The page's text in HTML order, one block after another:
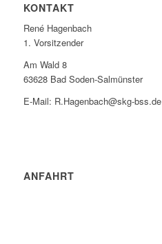
KONTAKT
René Hagenbach
1. Vorsitzender
Am Wald 8
63628 Bad Soden-Salmünster
E-Mail: R.Hagenbach@skg-bss.de
ANFAHRT